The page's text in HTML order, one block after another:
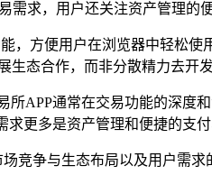
求，用户还关注资产管理的
方便用户在浏览器中轻松
态合作，而非分散精力去开发
APP通常在交易功能的深度
更多是资产管理和便捷的支付
竞争与生态布局以及用户需求